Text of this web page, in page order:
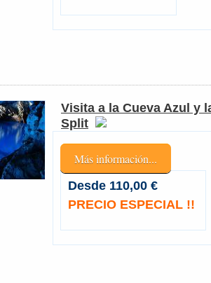
Visita a la Cueva Azul y
Split
Más información...
Desde 110,00 €
PRECIO ESPECIAL !!